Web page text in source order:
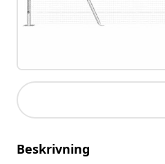
Beskrivning